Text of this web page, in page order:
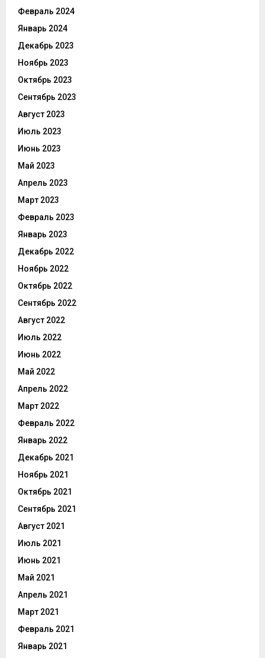
Февраль 2024
Январь 2024
Декабрь 2023
Ноябрь 2023
Октябрь 2023
Сентябрь 2023
Август 2023
Июль 2023
Июнь 2023
Май 2023
Апрель 2023
Март 2023
Февраль 2023
Январь 2023
Декабрь 2022
Ноябрь 2022
Октябрь 2022
Сентябрь 2022
Август 2022
Июль 2022
Июнь 2022
Май 2022
Апрель 2022
Март 2022
Февраль 2022
Январь 2022
Декабрь 2021
Ноябрь 2021
Октябрь 2021
Сентябрь 2021
Август 2021
Июль 2021
Июнь 2021
Май 2021
Апрель 2021
Март 2021
Февраль 2021
Январь 2021